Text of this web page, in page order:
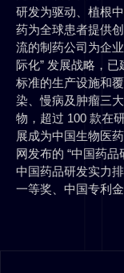
研发为驱动、植根
药为全球患者提供
流的制药公司为企
际化” 发展战略，
标准的生产设施和
染、慢病及肿瘤三
物，超过 100 款在
展成为中国生物医
网发布的 “中国药品
中国药品研发实力
一等奖、中国专利